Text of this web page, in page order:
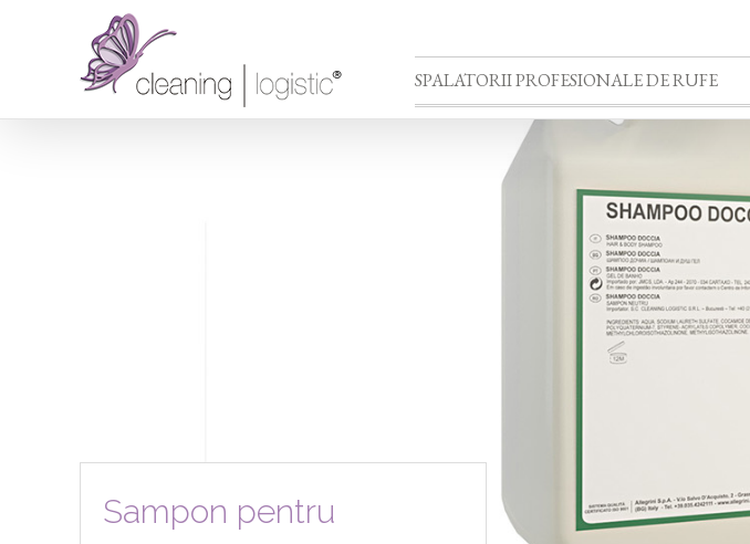
SPALATORII PROFESIONALE DE RUFE
Sampon pentru